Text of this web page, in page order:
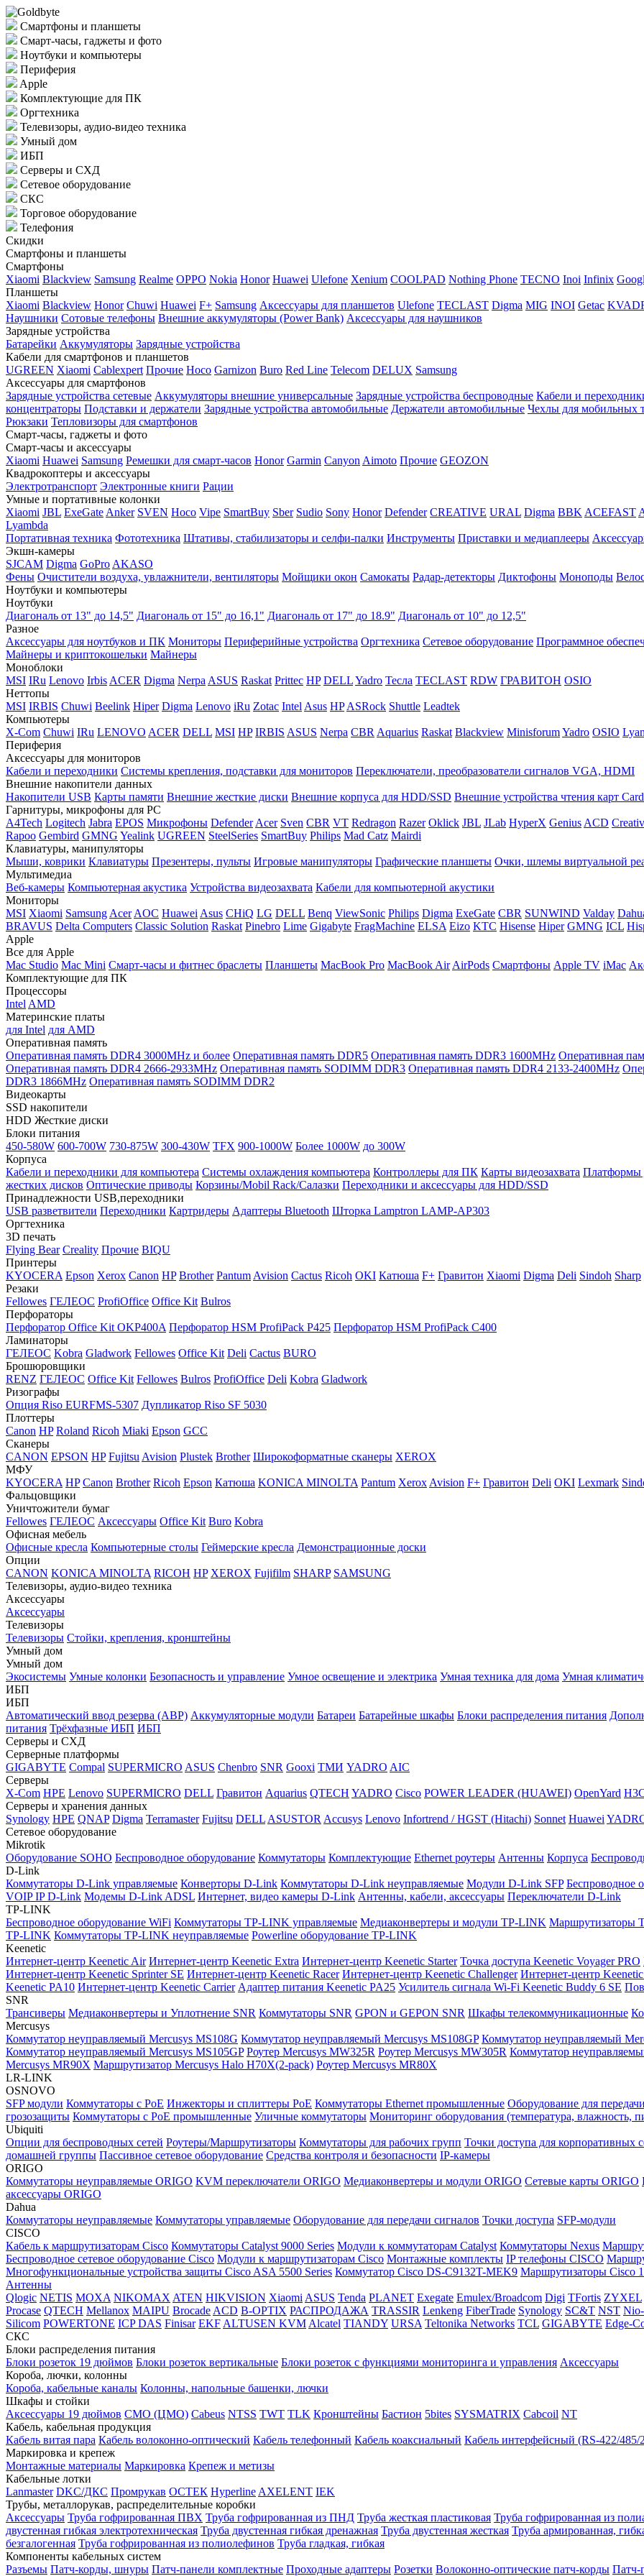
Смартфоны и планшеты
Смарт-часы, гаджеты и фото
Ноутбуки и компьютеры
Периферия
Apple
Комплектующие для ПК
Оргтехника
Телевизоры, аудио-видео техника
Умный дом
ИБП
Серверы и СХД
Сетевое оборудование
СКС
Торговое оборудование
Телефония
Скидки
Смартфоны и планшеты
Смартфоны
Xiaomi Blackview Samsung Realme OPPO Nokia Honor Huawei Ulefone Xenium COOLPAD Nothing Phone TECNO Inoi Infinix
Планшеты
Xiaomi Blackview Honor Chuwi Huawei F+ Samsung Аксессуары для планшетов Ulefone TECLAST Digma MIG INOI Getac
Наушники Сотовые телефоны Внешние аккумуляторы (Power Bank) Аксессуары для наушников
Зарядные устройства
Батарейки Аккумуляторы Зарядные устройства
Кабели для смартфонов и планшетов
UGREEN Xiaomi Cablexpert Прочие Hoco Garnizon Buro Red Line Telecom DELUX Samsung
Аксессуары для смартфонов
Зарядные устройства сетевые Аккумуляторы внешние универсальные Зарядные устройства беспроводные Кабели и
концентраторы Подставки и держатели Зарядные устройства автомобильные Держатели автомобильные Чехлы для мобильных
Рюкзаки Тепловизоры для смартфонов
Смарт-часы, гаджеты и фото
Смарт-часы и аксессуары
Xiaomi Huawei Samsung Ремешки для смарт-часов Honor Garmin Canyon Aimoto Прочие GEOZON
Квадрокоптеры и аксессуары
Электротранспорт Электронные книги Рации
Умные и портативные колонки
Xiaomi JBL ExeGate Anker SVEN Hoco Vipe SmartBuy Sber Sudio Sony Honor Defender CREATIVE URAL Digma BBK ACEFAST
Lyambda
Портативная техника Фототехника Штативы, стабилизаторы и селфи-палки Инструменты Приставки и медиаплееры
Экшн-камеры
SJCAM Digma GoPro AKASO
Фены Очистители воздуха, увлажнители, вентиляторы Мойщики окон Самокаты Радар-детекторы Диктофоны Моноподы
Ноутбуки и компьютеры
Ноутбуки
Диагональ от 13" до 14,5" Диагональ от 15" до 16,1" Диагональ от 17" до 18.9" Диагональ от 10" до 12,5"
Разное
Аксессуары для ноутбуков и ПК Мониторы Периферийные устройства Оргтехника Сетевое оборудование Программное
Майнеры и криптокошельки Майнеры
Моноблоки
MSI IRu Lenovo Irbis ACER Digma Nerpa ASUS Raskat Prittec HP DELLYadro Тесла TECLAST RDW ГРАВИТОН OSIO
Неттопы
MSI IRBIS Chuwi Beelink Hiper Digma Lenovo iRu Zotac Intel Asus HP ASRock Shuttle Leadtek
Компьютеры
X-Com Chuwi IRu LENOVO ACER DELL MSI HP IRBIS ASUS Nerpa CBR Aquarius Raskat Blackview MinisforumYadro OSIO
Периферия
Аксессуары для мониторов
Кабели и переходники Системы крепления, подставки для мониторов Переключатели, преобразователи сигналов VGA, HDMI
Внешние накопители данных
Накопители USB Карты памяти Внешние жесткие диски Внешние корпуса для HDD/SSD Внешние устройства чтения карт
Гарнитуры, микрофоны для PC
A4Tech Logitech Jabra EPOS Микрофоны Defender Acer Sven CBR VT Redragon Razer Oklick JBL JLab HyperX Genius ACD
Rapoo Gembird GMNG Yealink UGREEN SteelSeries SmartBuy Philips Mad Catz Mairdi
Клавиатуры, манипуляторы
Мыши, коврики Клавиатуры Презентеры, пульты Игровые манипуляторы Графические планшеты Очки, шлемы виртуальной
Мультимедиа
Веб-камеры Компьютерная акустика Устройства видеозахвата Кабели для компьютерной акустики
Мониторы
MSI Xiaomi Samsung Acer AOC Huawei Asus CHiQ LG DELL Benq ViewSonic Philips Digma ExeGate CBR SUNWIND Valday
BRAVUS Delta Computers Classic Solution Raskat Pinebro Lime Gigabyte FragMachine ELSA Eizo KTC Hisense Hiper GMNG ICL
Apple
Все для Apple
Mac Studio Mac Mini Смарт-часы и фитнес браслеты Планшеты MacBook Pro MacBook Air AirPods Смартфоны Apple TV iMac
Комплектующие для ПК
Процессоры
Intel AMD
Материнские платы
для Intel для AMD
Оперативная память
Оперативная память DDR4 3000MHz и более Оперативная память DDR5 Оперативная память DDR3 1600MHz Оперативная
Оперативная память DDR4 2666-2933MHz Оперативная память SODIMM DDR3 Оперативная память DDR4 2133-2400MHz
DDR3 1866MHz Оперативная память SODIMM DDR2
Видеокарты
SSD накопители
HDD Жесткие диски
Блоки питания
450-580W 600-700W 730-875W 300-430W TFX 900-1000W Более 1000W до 300W
Корпуса
Кабели и переходники для компьютера Системы охлаждения компьютера Контроллеры для ПК Карты видеозахвата Платформы
жестких дисков Оптические приводы Корзины/Mobil Rack/Салазки Переходники и аксессуары для HDD/SSD
Принадлежности USB,переходники
USB разветвители Переходники Картридеры Адаптеры Bluetooth Шторка Lamptron LAMP-AP303
Оргтехника
3D печать
Flying Bear Creality Прочие BIQU
Принтеры
KYOCERA Epson Xerox Canon HP Brother Pantum Avision Cactus Ricoh OKI Катюша F+ Гравитон Xiaomi Digma Deli Sindoh Sharp
Резаки
Fellowes ГЕЛЕОС ProfiOffice Office Kit Bulros
Перфораторы
Перфоратор Office Kit OKP400A Перфоратор HSM ProfiPack P425 Перфоратор HSM ProfiPack C400
Ламинаторы
ГЕЛЕОС Kobra Gladwork Fellowes Office Kit Deli Cactus BURO
Брошюровщики
RENZ ГЕЛЕОС Office Kit Fellowes Bulros ProfiOffice Deli Kobra Gladwork
Ризографы
Опция Riso EURFMS-5307 Дупликатор Riso SF 5030
Плоттеры
Canon HP Roland Ricoh Miaki Epson GCC
Сканеры
CANON EPSON HP Fujitsu Avision Plustek Brother Широкоформатные сканеры XEROX
МФУ
KYOCERA HP Canon Brother Ricoh Epson Катюша KONICA MINOLTA Pantum Xerox Avision F+ Гравитон Deli OKI Lexmark
Фальцовщики
Уничтожители бумаг
Fellowes ГЕЛЕОС Аксессуары Office Kit Buro Kobra
Офисная мебель
Офисные кресла Компьютерные столы Геймерские кресла Демонстрационные доски
Опции
CANON KONICA MINOLTA RICOH HP XEROX Fujifilm SHARP SAMSUNG
Телевизоры, аудио-видео техника
Аксессуары
Аксессуары
Телевизоры
Телевизоры Стойки, крепления, кронштейны
Умный дом
Умный дом
Экосистемы Умные колонки Безопасность и управление Умное освещение и электрика Умная техника для дома Умная
ИБП
ИБП
Автоматический ввод резерва (АВР) Аккумуляторные модули Батареи Батарейные шкафы Блоки распределения питания
питания Трёхфазные ИБП ИБП
Серверы и СХД
Серверные платформы
GIGABYTE Compal SUPERMICRO ASUS Chenbro SNR Gooxi ТМИ YADRO AIC
Серверы
X-Com HPE Lenovo SUPERMICRO DELL Гравитон Aquarius QTECH YADRO Cisco POWER LEADER (HUAWEI) OpenYard
Серверы и хранения данных
Synology HPE QNAP Digma Terramaster Fujitsu DELL ASUSTOR Accusys Lenovo Infortrend / HGST (Hitachi) Sonnet Huawei
Сетевое оборудование
Mikrotik
Оборудование SOHO Беспроводное оборудование Коммутаторы Комплектующие Ethernet роутеры Антенны Корпуса
D-Link
Коммутаторы D-Link управляемые Конверторы D-Link Коммутаторы D-Link неуправляемые Модули D-Link SFP Беспроводное
VOIP IP D-Link Модемы D-Link ADSL Интернет, видео камеры D-Link Антенны, кабели, аксессуары Переключатели D-Link
TP-LINK
Беспроводное оборудование WiFi Коммутаторы TP-LINK управляемые Медиаконвертеры и модули TP-LINK Маршрутизаторы
TP-LINK Коммутаторы TP-LINK неуправляемые Powerline оборудование TP-LINK
Keenetic
Интернет-центр Keenetic Air Интернет-центр Keenetic Extra Интернет-центр Keenetic Starter Точка доступа Keenetic Voyager PRO
Интернет-центр Keenetic Sprinter SE Интернет-центр Keenetic Racer Интернет-центр Keenetic Challenger Интернет-центр
Keenetic PA10 Интернет-центр Keenetic Carrier Адаптер питания Keenetic PA25 Усилитель сигнала Wi-Fi Keenetic Buddy 6 SE
SNR
Трансиверы Медиаконвертеры и Уплотнение SNR Коммутаторы SNR GPON и GEPON SNR Шкафы телекоммуникационные
Mercusys
Коммутатор неуправляемый Mercusys MS108G Коммутатор неуправляемый Mercusys MS108GP Коммутатор неуправляемый
Коммутатор неуправляемый Mercusys MS105GP Роутер Mercusys MW325R Роутер Mercusys MW305R Коммутатор
Mercusys MR90X Маршрутизатор Mercusys Halo H70X(2-pack) Роутер Mercusys MR80X
LR-LINK
OSNOVO
SFP модули Коммутаторы c PoE Инжекторы и сплиттеры PoE Коммутаторы Ethernet промышленные Оборудование для
грозозащиты Коммутаторы с PoE промышленные Уличные коммутаторы Мониторинг оборудования (температура, влажность,
Ubiquiti
Опции для беспроводных сетей Роутеры/Маршрутизаторы Коммутаторы для рабочих групп Точки доступа для корпоративных
домашней группы Пассивное сетевое оборудование Средства контроля и безопасности IP-камеры
ORIGO
Коммутаторы неуправляемые ORIGO KVM переключатели ORIGO Медиаконвертеры и модули ORIGO Сетевые карты ORIGO
аксессуары ORIGO
Dahua
Коммутаторы неуправляемые Коммутаторы управляемые Оборудование для передачи сигналов Точки доступа SFP-модули
CISCO
Кабель к маршрутизаторам Cisco Коммутаторы Catalyst 9000 Series Модули к коммутаторам Catalyst Коммутаторы Nexus
Беспроводное сетевое оборудование Cisco Модули к маршрутизаторам Cisco Монтажные комплекты IP телефоны СISCO
Многофункциональные устройства защиты Cisco ASA 5500 Series Коммутатор Cisco DS-C9132T-MEK9 Маршрутизаторы Cisco
Антенны
Qlogic NETIS MOXA NIKOMAX ATEN HIKVISION Xiaomi ASUS Tenda PLANET Exegate Emulex/Broadcom Digi TFortis ZYXEL
Procase QTECH Mellanox MAIPU Brocade ACD B-OPTIX РАСПРОДАЖА TRASSIR Lenkeng FiberTrade Synology SC&T NST
Silicom POWERTONE ICP DAS Finisar EKF ALTUSEN KVM Alcatel TIANDY URSA Teltonika Networks TCL GIGABYTE Edge-
СКС
Блоки распределения питания
Блоки розеток 19 дюймов Блоки розеток вертикальные Блоки розеток с функциями мониторинга и управления Аксессуары
Короба, лючки, колонны
Короба, кабельные каналы Колонны, напольные башенки, лючки
Шкафы и стойки
Аксессуары 19 дюймов CMO (ЦМО) Cabeus NTSS TWT TLK Кронштейны Бастион 5bites SYSMATRIX Cabcoil NT
Кабель, кабельная продукция
Кабель витая пара Кабель волоконно-оптический Кабель телефонный Кабель коаксиальный Кабель интерфейсный (RS-422/485/
Маркировка и крепеж
Монтажные материалы Маркировка Крепеж и метизы
Кабельные лотки
Lanmaster DKC/ДКС Промрукав ОСТЕК Hyperline AXELENT IEK
Трубы, металлорукав, распределительные коробки
Аксессуары Труба гофрированная ПВХ Труба гофрированная из ПНД Труба жесткая пластиковая Труба гофрированная из
двустенная гибкая электротехническая Труба двустенная гибкая дренажная Труба двустенная жесткая Труба армированная,
безгалогенная Труба гофрированная из полиолефинов Труба гладкая, гибкая
Компоненты кабельных систем
Разъемы Патч-корды, шнуры Патч-панели комплектные Проходные адаптеры Розетки Волоконно-оптические патч-корды Патч-